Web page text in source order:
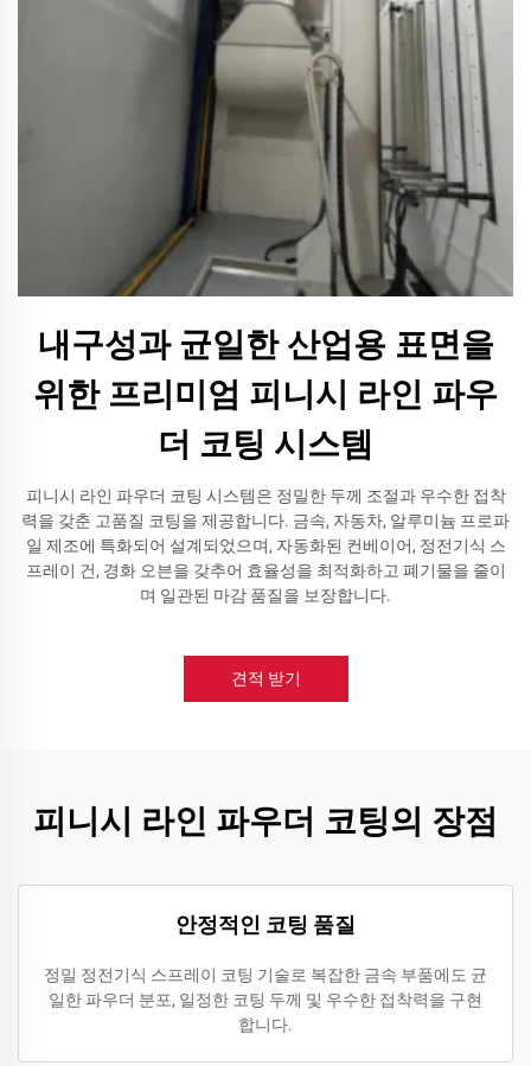
내구성과 균일한 산업용 표면을
위한 프리미엄 피니시 라인 파우
더 코팅 시스템
피니시 라인 파우더 코팅 시스템은 정밀한 두께 조절과 우수한 접착
력을 갖춘 고품질 코팅을 제공합니다. 금속, 자동차, 알루미늄 프로파
일 제조에 특화되어 설계되었으며, 자동화된 컨베이어, 정전기식 스
프레이 건, 경화 오븐을 갖추어 효율성을 최적화하고 폐기물을 줄이
며 일관된 마감 품질을 보장합니다.
견적 받기
피니시 라인 파우더 코팅의 장점
안정적인 코팅 품질
정밀 정전기식 스프레이 코팅 기술로 복잡한 금속 부품에도 균
일한 파우더 분포, 일정한 코팅 두께 및 우수한 접착력을 구현
합니다.